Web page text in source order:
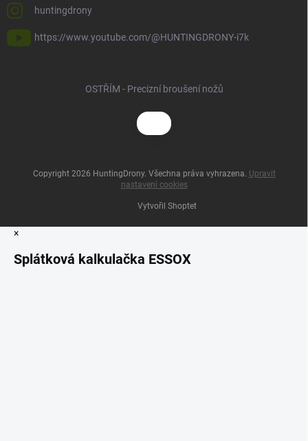
huntingdrony
https://www.youtube.com/@HUNTINGDRONY-i7k
OSTŘÍM - Precizní broušení nožů
Vytvořil Shoptet
Copyright 2026 HuntingDrony. Všechna práva vyhrazena. Upravit
nastavení cookies
×
Splátková kalkulačka ESSOX